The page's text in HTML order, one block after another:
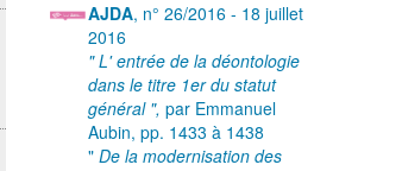
AJDA, n° 26/2016 - 18 juillet
2016
" L' entrée de la déontologie
dans le titre 1er du statut
général ",par Emmanuel
Aubin, pp. 1433 à 1438
"De la modernisation des